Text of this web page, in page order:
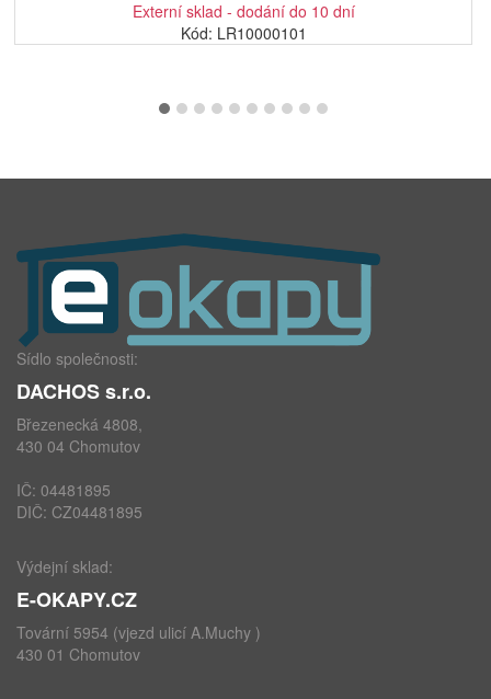
Externí sklad - dodání do 10 dní
Kód: LR10000101
Sídlo společnosti:
DACHOS s.r.o.
Březenecká 4808,
430 04 Chomutov
IČ: 04481895
DIČ: CZ04481895
Výdejní sklad:
E-OKAPY.CZ
Tovární 5954 (vjezd ulicí A.Muchy )
430 01 Chomutov